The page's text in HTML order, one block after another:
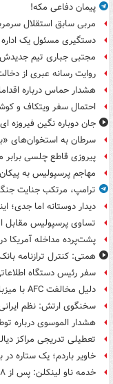
پیمان دفاعی مکه!
مربی سابق استقلال
دستگیری مسئول یک اداره
مجتبی جباری تیم جدیدش
روایت رسانه عبری از
هشدار حماس درباره
احتمال سفر ویتکاف و
جان دوباره نگین فیروزه
سرطان به استخوان‌های
پیروزی قاطع چلسی برابر
مهاجم پرسپولیس به
ترامپ، مرتکب جنایت
دیدار دوستانه اما جدی؛ اینتر ۲- یوونتوس ۱
تساوی پرسپولیس مقابل
پشت‌پرده مداخله آمریکا
همتی: کنترل ترازنامه
سفر رئیس دستگاه
دلیل مخالفت AFC با میزبانی آبی‌ها در عراق
سخنگوی ارتش: نظم
هشدار الموسوی درباره
تعطیلی تدریجی مراکز
خاویر باردم؛ یک ستاره
خدمه ناو لینکلن: پس از ۸ ماه حضور در دریا خسته و درمانده‌ شدیم